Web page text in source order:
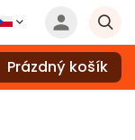
Prázdný košík